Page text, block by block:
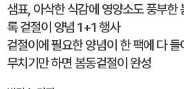
샘표, 아삭한 식감에 영양소도 풍부한
록 겉절이 양념 1+1 행사
겉절이에 필요한 양념이 한 팩에 다
무치기만 하면 봄동겉절이 완성